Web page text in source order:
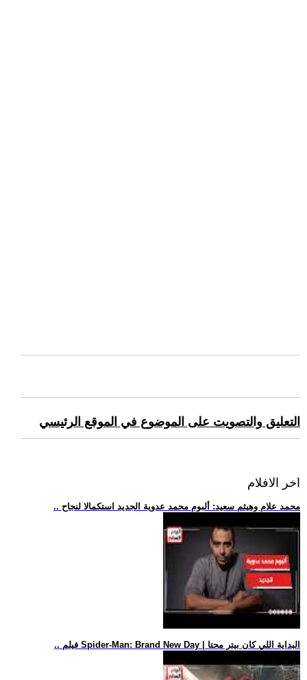
التعليق والتصويت على الموضوع في الموقع الرئيسي
اخر الافلام
.. محمد علام وهيثم سعيد: ألبوم محمد عدوية الجديد استكمالا لنجاح
.. فيلم Spider-Man: Brand New Day | البداية اللي كان بيتر محتا